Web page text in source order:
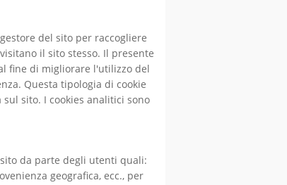
del sito per raccogliere
il sito stesso. Il presente
fine di migliorare l'utilizzo del
Questa tipologia di cookie
sito. I cookies analitici sono
da parte degli utenti quali:
geografica, ecc., per